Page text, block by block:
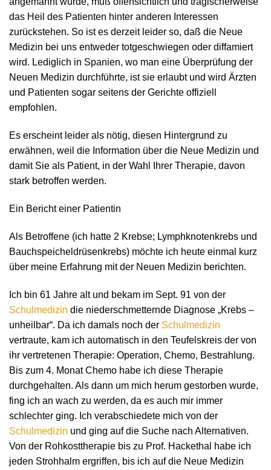
das Heil des Patienten hinter anderen Interessen
zurückstehen. So ist es derzeit leider so, daß die Neue
Medizin bei uns entweder totgeschwiegen oder diffamiert
wird. Lediglich in Spanien, wo man eine Überprüfung der
Neuen Medizin durchführte, ist sie erlaubt und wird Ärzten
und Patienten sogar seitens der Gerichte offiziell
empfohlen.
Es erscheint leider als nötig, diesen Hintergrund zu
erwähnen, weil die Information über die Neue Medizin und
damit Sie als Patient, in der Wahl Ihrer Therapie, davon
stark betroffen werden.
Ein Bericht einer Patientin
Als Betroffene (ich hatte 2 Krebse; Lymphknotenkrebs und
Bauchspeicheldrüsenkrebs) möchte ich heute einmal kurz
über meine Erfahrung mit der Neuen Medizin berichten.
Ich bin 61 Jahre alt und bekam im Sept. 91 von der
Schulmedizin die niederschmetternde Diagnose „Krebs –
unheilbar“. Da ich damals noch der Schulmedizin
vertraute, kam ich automatisch in den Teufelskreis der von
ihr vertretenen Therapie: Operation, Chemo, Bestrahlung.
Bis zum 4. Monat Chemo habe ich diese Therapie
durchgehalten. Als dann um mich herum gestorben wurde,
fing ich an wach zu werden, da es auch mir immer
schlechter ging. Ich verabschiedete mich von der
Schulmedizin und ging auf die Suche nach Alternativen.
Von der Rohkosttherapie bis zu Prof. Hackethal habe ich
jeden Strohhalm ergriffen, bis ich auf die Neue Medizin